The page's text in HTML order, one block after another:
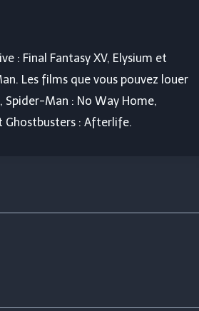
: Final Fantasy XV, Elysium et
Les films que vous pouvez louer
Spider-Man : No Way Home,
Ghostbusters : Afterlife.